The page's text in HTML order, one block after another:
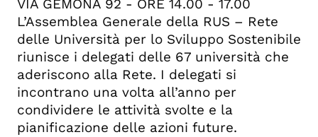
VIA GEMONA 92 - ORE 14.00 - 17.00
L’Assemblea Generale della RUS – Rete
delle Università per lo Sviluppo Sostenibile
riunisce i delegati delle 67 università che
aderiscono alla Rete. I delegati si
incontrano una volta all’anno per
condividere le attività svolte e la
pianificazione delle azioni future.